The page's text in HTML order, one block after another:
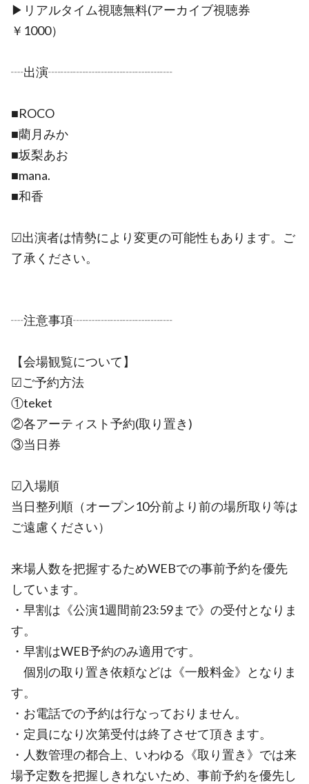
▶︎リアルタイム視聴無料(アーカイブ視聴券
￥1000）
┈出演┈┈┈┈┈┈┈┈┈┈
■ROCO
■藺月みか
■坂梨あお
■mana.
■和香
☑出演者は情勢により変更の可能性もあります。ご
了承ください。
┈注意事項┈┈┈┈┈┈┈┈
【会場観覧について】
☑ご予約方法
①teket
②各アーティスト予約(取り置き)
③当日券
☑入場順
当日整列順（オープン10分前より前の場所取り等は
ご遠慮ください）
来場人数を把握するためWEBでの事前予約を優先
しています。
・早割は《公演1週間前23:59まで》の受付となりま
す。
・早割はWEB予約のみ適用です。
個別の取り置き依頼などは《一般料金》となりま
す。
・お電話での予約は行なっておりません。
・定員になり次第受付は終了させて頂きます。
・人数管理の都合上、いわゆる《取り置き》では来
場予定数を把握しきれないため、事前予約を優先し